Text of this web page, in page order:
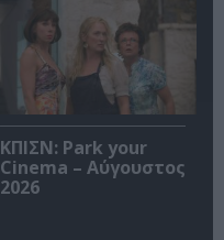
ΚΠΙΣΝ: Park your
Cinema – Αύγουστος
2026